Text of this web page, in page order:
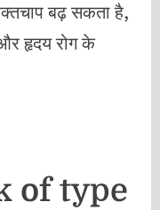
बढ़ सकता है,
हृदय रोग के
of type